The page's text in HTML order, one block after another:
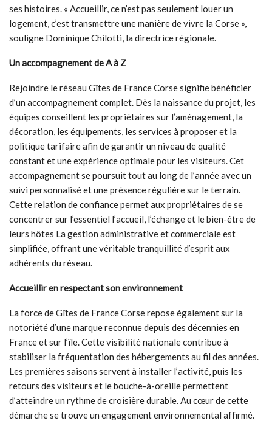
ses histoires. « Accueillir, ce n’est pas seulement louer un
logement, c’est transmettre une manière de vivre la Corse »,
souligne Dominique Chilotti, la directrice régionale.
Un accompagnement de A à Z
Rejoindre le réseau Gîtes de France Corse signifie bénéficier
d’un accompagnement complet. Dès la naissance du projet, les
équipes conseillent les propriétaires sur l’aménagement, la
décoration, les équipements, les services à proposer et la
politique tarifaire afin de garantir un niveau de qualité
constant et une expérience optimale pour les visiteurs. Cet
accompagnement se poursuit tout au long de l’année avec un
suivi personnalisé et une présence régulière sur le terrain.
Cette relation de confiance permet aux propriétaires de se
concentrer sur l’essentiel l’accueil, l’échange et le bien-être de
leurs hôtes La gestion administrative et commerciale est
simplifiée, offrant une véritable tranquillité d’esprit aux
adhérents du réseau.
Accueillir en respectant son environnement
La force de Gîtes de France Corse repose également sur la
notoriété d’une marque reconnue depuis des décennies en
France et sur l’île. Cette visibilité nationale contribue à
stabiliser la fréquentation des hébergements au fil des années.
Les premières saisons servent à installer l’activité, puis les
retours des visiteurs et le bouche-à-oreille permettent
d’atteindre un rythme de croisière durable. Au cœur de cette
démarche se trouve un engagement environnemental affirmé.